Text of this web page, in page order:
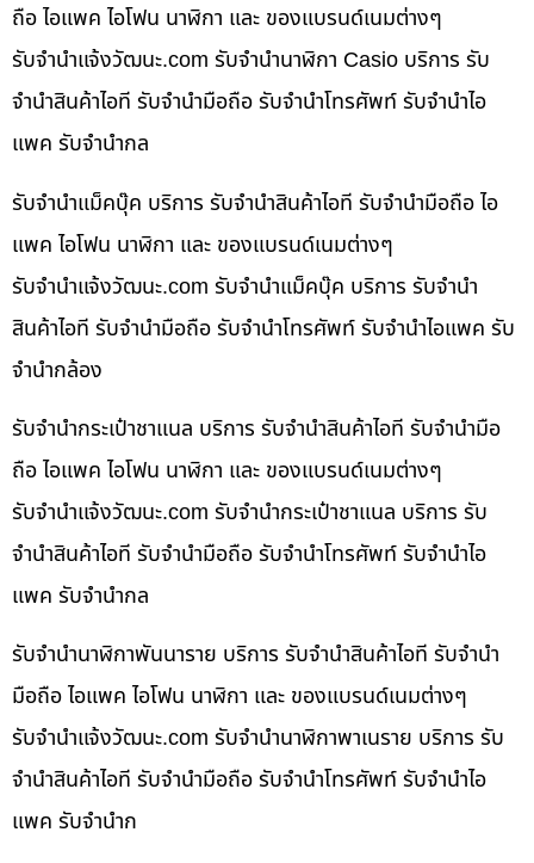
ถือ ไอแพค ไอโฟน นาฬิกา และ ของแบรนด์เนมต่างๆ
รับจํานําแจ้งวัฒนะ.com รับจำนำนาฬิกา Casio บริการ รับ
จำนำสินค้าไอที รับจำนำมือถือ รับจำนำโทรศัพท์ รับจำนำไอ
แพค รับจำนำกล
รับจำนำแม็คบุ๊ค บริการ รับจำนำสินค้าไอที รับจำนำมือถือ ไอ
แพค ไอโฟน นาฬิกา และ ของแบรนด์เนมต่างๆ
รับจํานําแจ้งวัฒนะ.com รับจำนำแม็คบุ๊ค บริการ รับจำนำ
สินค้าไอที รับจำนำมือถือ รับจำนำโทรศัพท์ รับจำนำไอแพค รับ
จำนำกล้อง
รับจำนำกระเป๋าชาแนล บริการ รับจำนำสินค้าไอที รับจำนำมือ
ถือ ไอแพค ไอโฟน นาฬิกา และ ของแบรนด์เนมต่างๆ
รับจํานําแจ้งวัฒนะ.com รับจำนำกระเป๋าชาแนล บริการ รับ
จำนำสินค้าไอที รับจำนำมือถือ รับจำนำโทรศัพท์ รับจำนำไอ
แพค รับจำนำกล
รับจำนำนาฬิกาพันนาราย บริการ รับจำนำสินค้าไอที รับจำนำ
มือถือ ไอแพค ไอโฟน นาฬิกา และ ของแบรนด์เนมต่างๆ
รับจํานําแจ้งวัฒนะ.com รับจำนำนาฬิกาพาเนราย บริการ รับ
จำนำสินค้าไอที รับจำนำมือถือ รับจำนำโทรศัพท์ รับจำนำไอ
แพค รับจำนำก